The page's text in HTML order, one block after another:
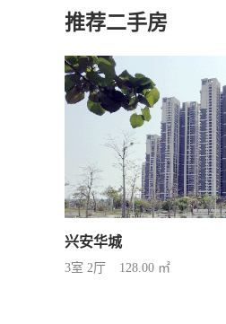
推荐二手房
兴安华城
3室 2厅 128.00 ㎡